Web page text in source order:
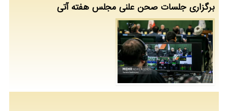
برگزاری جلسات صحن علنی مجلس هفته آتی